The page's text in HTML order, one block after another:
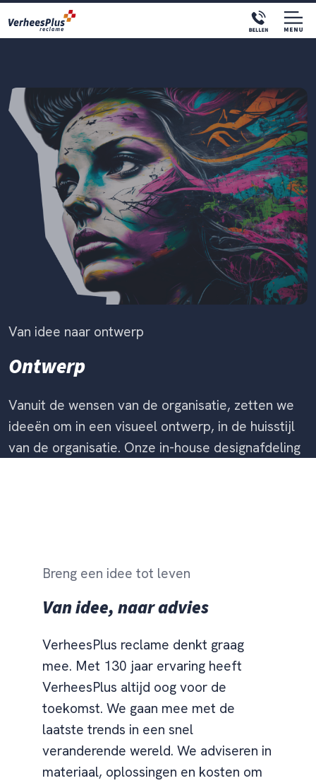
Van idee naar ontwerp
Ontwerp
Vanuit de wensen van de organisatie, zetten we
ideeën om in een visueel ontwerp, in de huisstijl
van de organisatie. Onze in-house designafdeling
Breng een idee tot leven
Van idee, naar advies
VerheesPlus reclame denkt graag
mee. Met 130 jaar ervaring heeft
VerheesPlus altijd oog voor de
toekomst. We gaan mee met de
laatste trends in een snel
veranderende wereld. We adviseren in
materiaal, oplossingen en kosten om